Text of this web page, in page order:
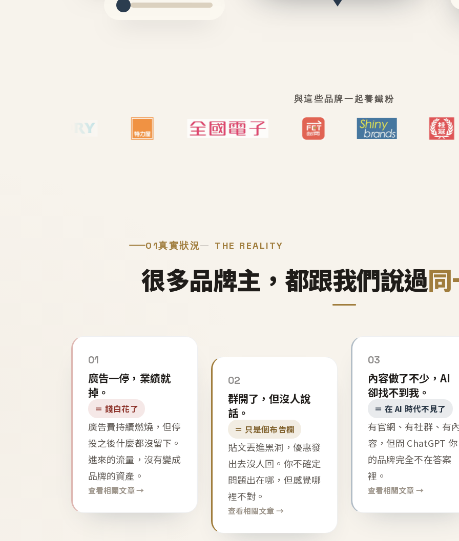
與這些品牌一起養鐵粉
01真實狀況 THE REALITY
很多品牌主，都跟我們說過同
01
廣告一停，業績就
掉。
＝ 錢白花了
廣告費持續燃燒，但停
投之後什麼都沒留下。
進來的流量，沒有變成
品牌的資產。
查看相關文章 →
02
群開了，但沒人說
話。
＝ 只是個布告欄
貼文丟進黑洞，優惠發
出去沒人回。你不確定
問題出在哪，但感覺哪
裡不對。
查看相關文章 →
03
內容做了不少，AI
卻找不到我。
＝ 在 AI 時代不見了
有官網、有社群、有
容，但問 ChatGPT 你
的品牌完全不在答案
裡。
查看相關文章 →